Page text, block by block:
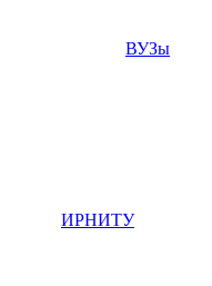
ВУЗы
ИРНИТУ